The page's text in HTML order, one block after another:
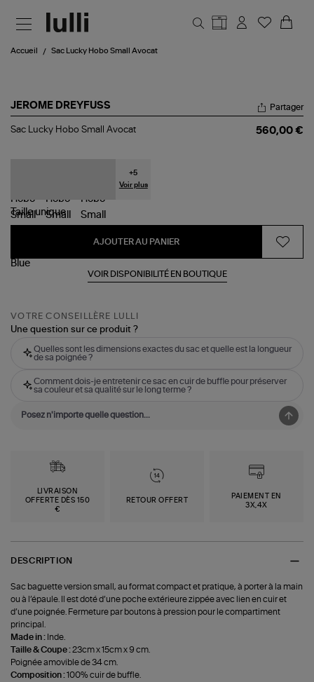
Accueil Sac Lucky Hobo Small Avocat
JEROME DREYFUSS
Sac
Partager
Sac Lucky Hobo Small Avocat 560,00 €
+5
Voir plus
Tailleunique
AJOUTER AU PANIER
VOIR DISPONIBILITÉ EN BOUTIQUE
VOTRE CONSEILLÈRE LULLI
Une question sur ce produit ?
Quelles sont les dimensions exactes du sac et quelle est la longueur
de sa poignée ?
Comment dois-je entretenir ce sac en cuir de buffle pour préserver
sa couleur et sa qualité sur le long terme ?
LIVRAISON
OFFERTE DÈS 150
€
RETOUR OFFERT
PAIEMENT EN
3X,4X
DESCRIPTION
Sac baguette version small, au format compact et pratique, à porter à la main
ou à l’épaule. Il est doté d’une poche extérieure zippée avec lien en cuir et
d’une poignée. Fermeture par boutons à pression pour le compartiment
principal.
Made in : Inde.
Taille & Coupe :23cm x 15cm x 9 cm.
Poignée amovible de 34 cm.
Composition :100% cuir de buffle.